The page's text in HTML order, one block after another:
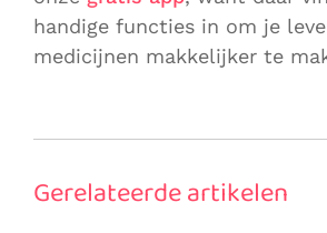
handige functies in om je
medicijnen makkelijker te
Gerelateerde artikelen